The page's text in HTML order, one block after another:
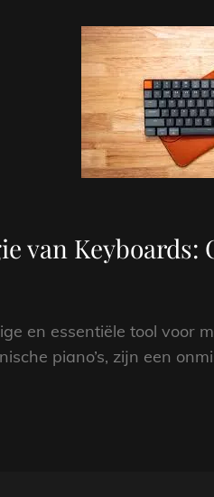
van
en essentiële tool voor
piano’s, zijn een